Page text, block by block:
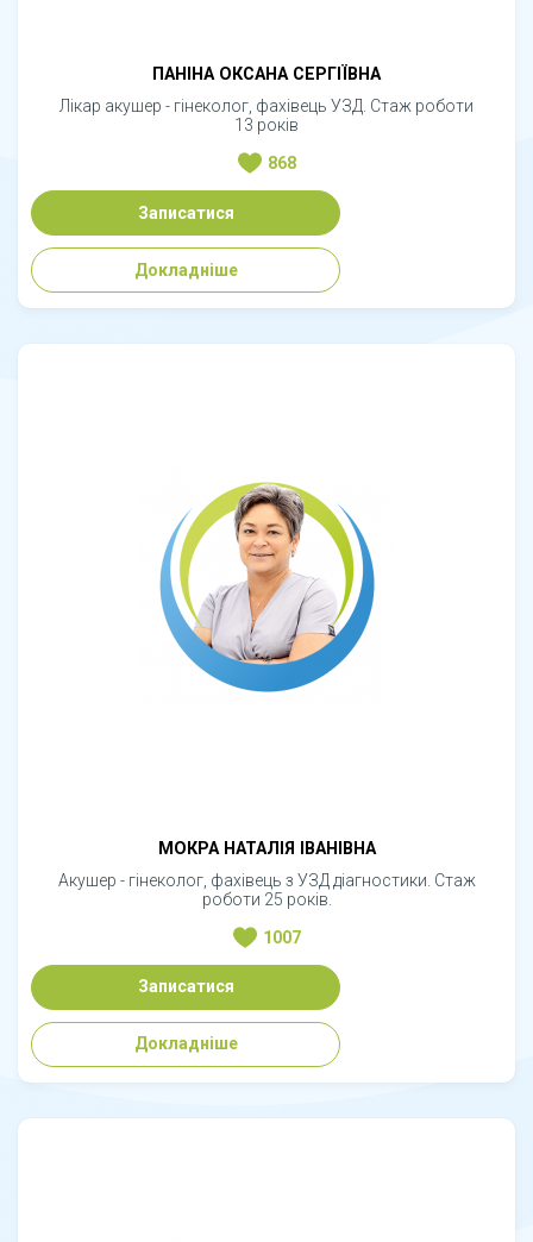
ПАНІНА ОКСАНА СЕРГІЇВНА
Лікар акушер - гінеколог, фахівець УЗД. Стаж роботи
13 років
868
Записатися
Докладніше
МОКРА НАТАЛІЯ ІВАНІВНА
Акушер - гінеколог, фахівець з УЗД діагностики. Стаж
роботи 25 років.
1007
Записатися
Докладніше